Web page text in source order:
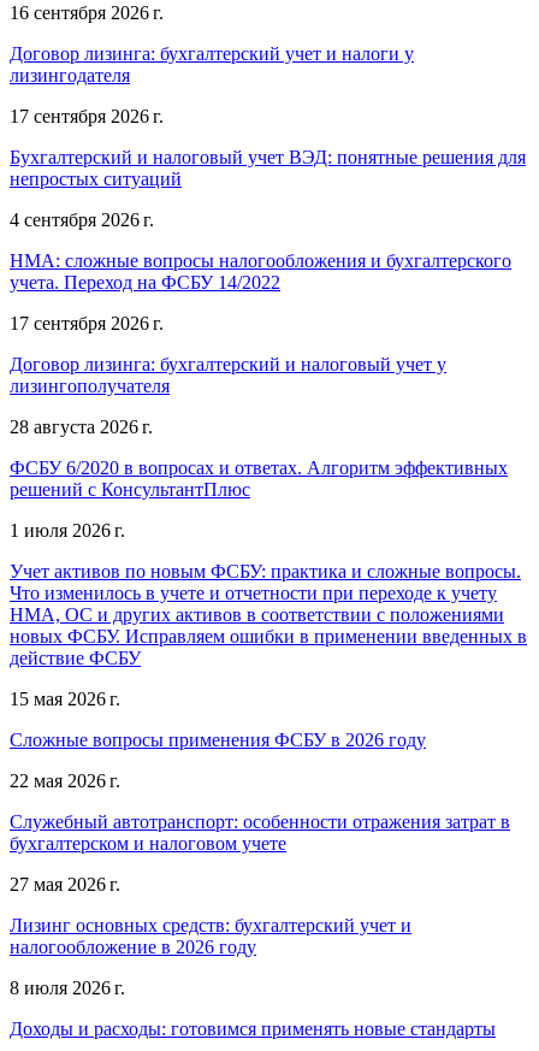
16 сентября 2026 г.
Договор лизинга: бухгалтерский учет и налоги у
лизингодателя
17 сентября 2026 г.
Бухгалтерский и налоговый учет ВЭД: понятные решения для
непростых ситуаций
4 сентября 2026 г.
НМА: сложные вопросы налогообложения и бухгалтерского
учета. Переход на ФСБУ 14/2022
17 сентября 2026 г.
Договор лизинга: бухгалтерский и налоговый учет у
лизингополучателя
28 августа 2026 г.
ФСБУ 6/2020 в вопросах и ответах. Алгоритм эффективных
решений с КонсультантПлюс
1 июля 2026 г.
Учет активов по новым ФСБУ: практика и сложные вопросы.
Что изменилось в учете и отчетности при переходе к учету
НМА, ОС и других активов в соответствии с положениями
новых ФСБУ. Исправляем ошибки в применении введенных в
действие ФСБУ
15 мая 2026 г.
Сложные вопросы применения ФСБУ в 2026 году
22 мая 2026 г.
Служебный автотранспорт: особенности отражения затрат в
бухгалтерском и налоговом учете
27 мая 2026 г.
Лизинг основных средств: бухгалтерский учет и
налогообложение в 2026 году
8 июля 2026 г.
Доходы и расходы: готовимся применять новые стандарты